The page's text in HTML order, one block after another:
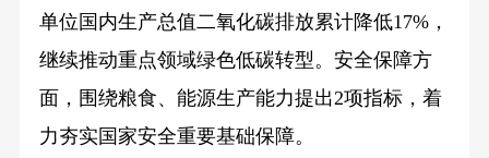
单位国内生产总值二氧化碳排放累计降低17%，
继续推动重点领域绿色低碳转型。安全保障方
面，围绕粮食、能源生产能力提出2项指标，着
力夯实国家安全重要基础保障。